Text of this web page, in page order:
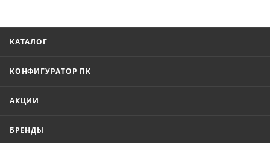
КАТАЛОГ
КОНФИГУРАТОР ПК
АКЦИИ
БРЕНДЫ